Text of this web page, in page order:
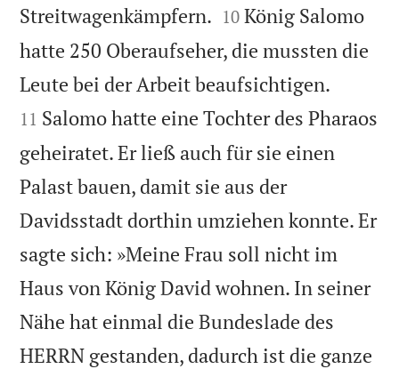
Streitwagenkämpfern. 

10 König Salomo
hatte 250 Oberaufseher, die mussten die
Leute bei der Arbeit beaufsichtigen.
11 Salomo hatte eine Tochter des Pharaos
geheiratet. Er ließ auch für sie einen
Palast bauen, damit sie aus der
Davidsstadt dorthin umziehen konnte. Er
sagte sich: »Meine Frau soll nicht im
Haus von König David wohnen. In seiner
Nähe hat einmal die Bundeslade des
HERRN gestanden, dadurch ist die ganze